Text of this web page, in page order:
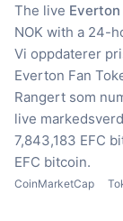
The live
NOK with a 24-
Vi oppdaterer
Everton Fan
Rangert som
live
7,843,183 EFC
EFC bitcoin.
CoinMarketCap